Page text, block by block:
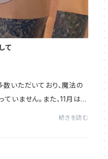
て
いただいており、魔法の
いません。また、11月はヨ
続きを読む